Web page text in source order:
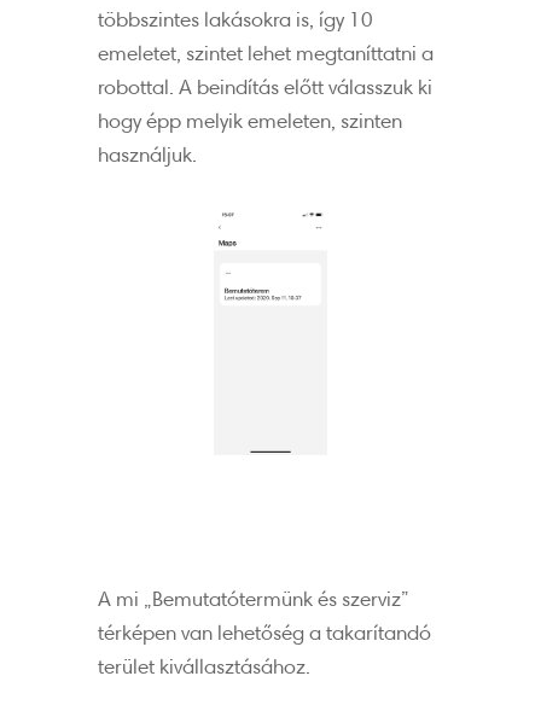
többszintes lakásokra is, így 10
emeletet, szintet lehet megtaníttatni a
robottal. A beindítás előtt válasszuk ki
hogy épp melyik emeleten, szinten
használjuk.
A mi „Bemutatótermünk és szerviz”
térképen van lehetőség a takarítandó
terület kivállasztásához.